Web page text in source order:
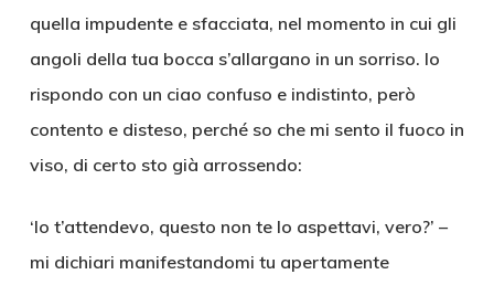
quella impudente e sfacciata, nel momento in cui gli
angoli della tua bocca s’allargano in un sorriso. Io
rispondo con un ciao confuso e indistinto, però
contento e disteso, perché so che mi sento il fuoco in
viso, di certo sto già arrossendo:
‘Io t’attendevo, questo non te lo aspettavi, vero?’ –
mi dichiari manifestandomi tu apertamente